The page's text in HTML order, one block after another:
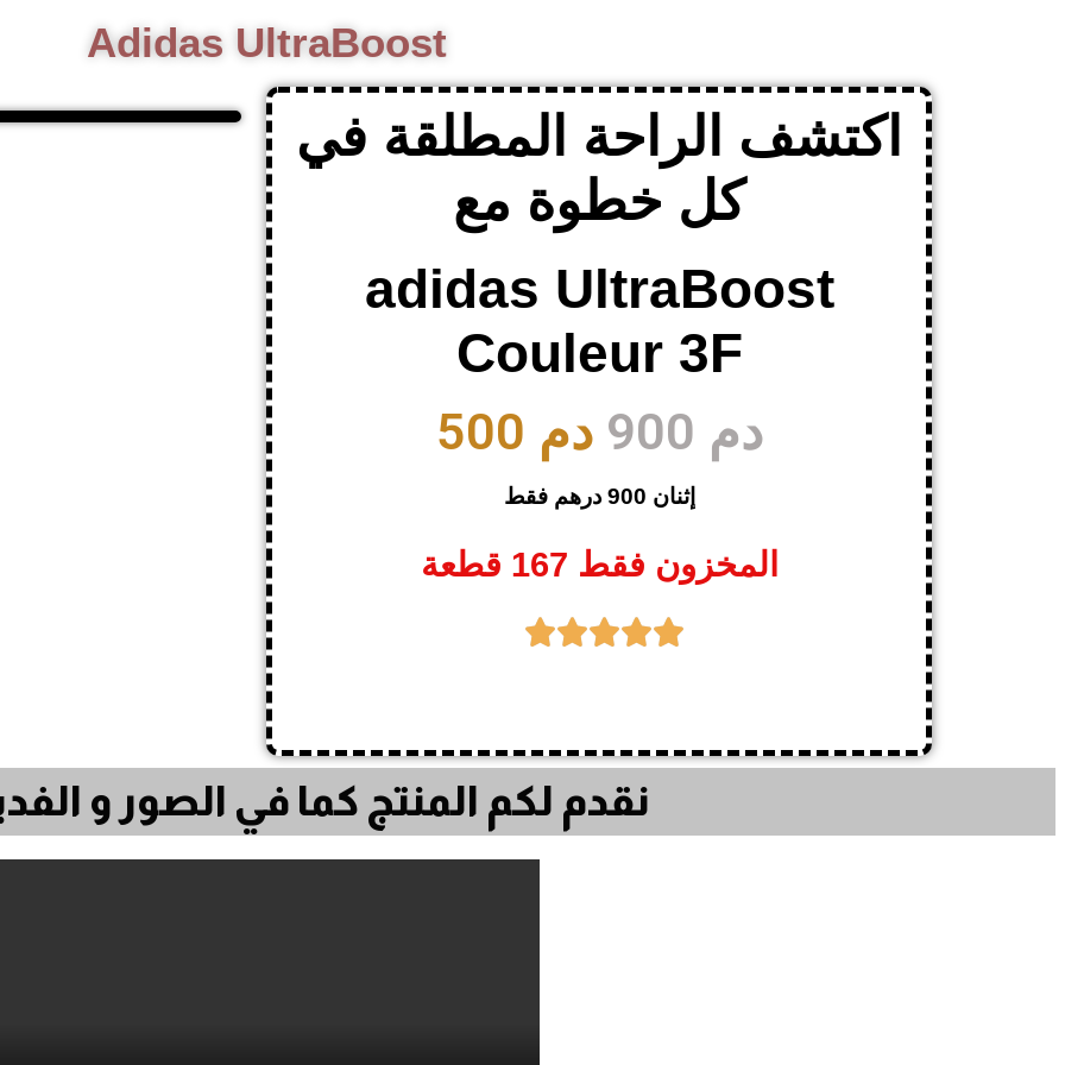
Adidas UltraBoost
اكتشف الراحة المطلقة في
كل خطوة مع
adidas UltraBoost
Couleur 3F
500 دم 900 دم
إثنان 900 درهم فقط
المخزون فقط 167 قطعة

نقدم لكم المنتج كما في الصور و